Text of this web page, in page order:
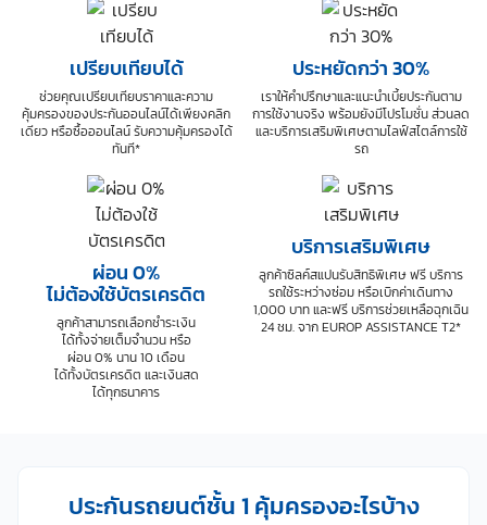
เปรียบเทียบได้
ช่วยคุณเปรียบเทียบราคาและความ
คุ้มครองของประกันออนไลน์ได้เพียงคลิก
เดียวหรือซื้อออนไลน์ รับความคุ้มครองได้
ทันที*
ประหยัดกว่า 30%
เราให้คำปรึกษาและแนะนำเบี้ยประกันตาม
การใช้งานจริง พร้อมยังมีโปรโมชั่น ส่วนลด
และบริการเสริมพิเศษตามไลฟ์สไตล์การใช้
รถ
ผ่อน 0%
ไม่ต้องใช้บัตรเครดิต
ลูกค้าสามารถเลือกชำระเงิน
ได้ทั้งจ่ายเต็มจำนวน หรือ
ผ่อน 0% นาน 10 เดือน
ได้ทั้งบัตรเครดิต และเงินสด
ได้ทุกธนาคาร
บริการเสริมพิเศษ
ลูกค้าซิลค์สแปนรับสิทธิพิเศษฟรี บริการ
รถใช้ระหว่างซ่อม หรือเบิกค่าเดินทาง
1,000 บาทและฟรี บริการช่วยเหลือฉุกเฉิน
24 ชม.จาก EUROP ASSISTANCE T2*
ประกันรถยนต์ชั้น 1 คุ้มครองอะไรบ้าง